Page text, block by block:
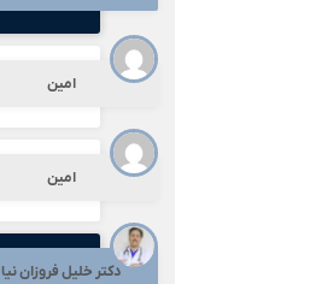
امین
امین
دکتر خلیل فروزان نیا